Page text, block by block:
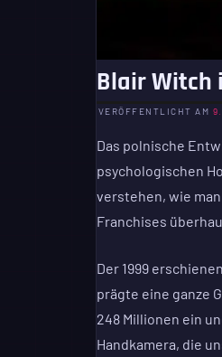
Blair Witch
VERÖFFENTLICHT AM
Das polnische
psychologischen
verstehen, wie
Franchises
Der 1999
prägte eine ganze
248 Millionen ein
Handkamera, die